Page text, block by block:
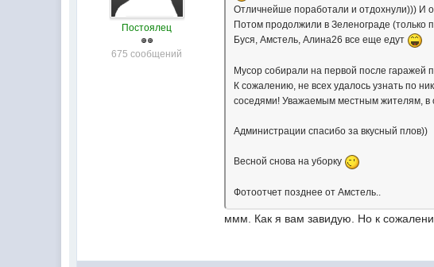
Постоялец
675 сообщений
Отличнейше поработали и отдохнули))) И
Потом продолжили в Зеленограде (только
Буся, Амстель, Алина26 все еще едут
Мусор собирали на первой после гаражей
К сожалению, не всех удалось узнать по
соседями! Уважаемым местным жителям, в
Администрации спасибо за вкусный плов))
Весной снова на уборку
Фотоотчет позднее от Амстель..
ммм. Как я вам завидую. Но к